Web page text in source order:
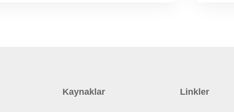
Kaynaklar Linkler